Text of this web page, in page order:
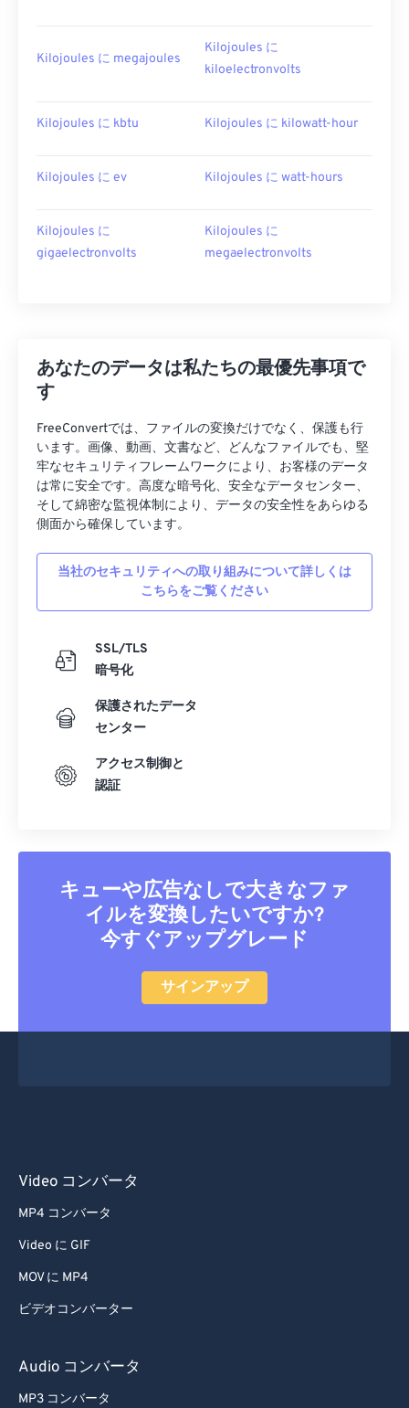
Kilojoules に megajoules
Kilojoules に
kiloelectronvolts
Kilojoules に kbtu Kilojoules に kilowatt-hour
Kilojoules に ev Kilojoules に watt-hours
Kilojoules に
gigaelectronvolts
Kilojoules に
megaelectronvolts
あなたのデータは私たちの最優先事項で
す
FreeConvertでは、ファイルの変換だけでなく、保護も行
います。画像、動画、文書など、どんなファイルでも、堅
牢なセキュリティフレームワークにより、お客様のデータ
は常に安全です。高度な暗号化、安全なデータセンター、
そして綿密な監視体制により、データの安全性をあらゆる
側面から確保しています。
当社のセキュリティへの取り組みについて詳しくは
こちらをご覧ください
SSL/TLS
暗号化
保護されたデータ
センター
アクセス制御と
認証
キューや広告なしで大きなファ
イルを変換したいですか?
今すぐアップグレード
サインアップ
Video コンバータ
MP4 コンバータ
Video に GIF
MOV に MP4
ビデオコンバーター
Audio コンバータ
MP3 コンバータ